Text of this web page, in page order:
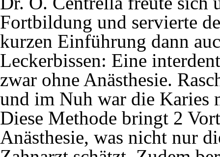
Fortbildung und servierte
kurzen Einführung dann
Leckerbissen: Eine
zwar ohne Anästhesie.
und im Nuh war die Karies
Diese Methode bringt 2
Anästhesie, was nicht nur